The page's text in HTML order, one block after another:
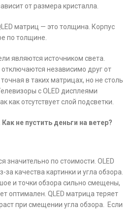
от размера кристалла.
матриц — это толщина. Корпус
по толщине.
являются источником света.
независимо друг от
в таких матрицах, но не столь
с OLED дисплеями
как отсутствует слой подсветки.
не пустить деньги на ветер?
значительно по стоимости. OLED
качества картинки и угла обзора.
и точки обзора сильно смещены,
оптимален. QLED матрица теряет
при смещении угла обзора. Если